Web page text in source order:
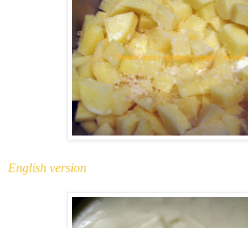
English version